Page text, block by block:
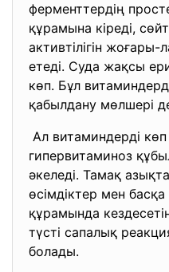
ферменттердің
құрамына кіреді,
активтілігін жоғары-
етеді. Суда жақсы
көп. Бұл
қабылдану мөлшері
Ал витаминдерді
гипервитаминоз
әкеледі. Тамақ
өсімдіктер мен
құрамында
түсті сапалық
болады.